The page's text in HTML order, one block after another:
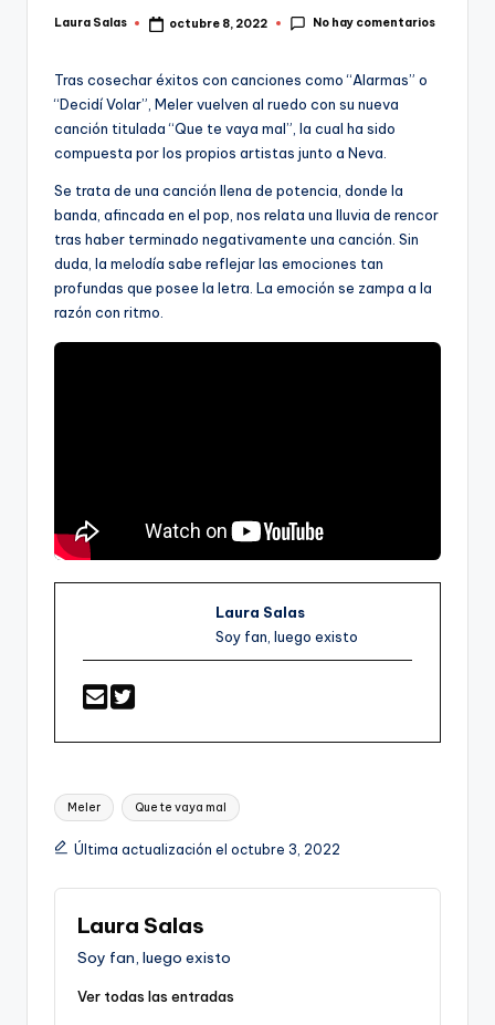
Publicado
Laura Salas octubre 8, 2022 No hay comentarios
Tras cosechar éxitos con canciones como “Alarmas” o
“Decidí Volar”, Meler vuelven al ruedo con su nueva
canción titulada “Que te vaya mal”, la cual ha sido
compuesta por los propios artistas junto a Neva.
Se trata de una canción llena de potencia, donde la
banda, afincada en el pop, nos relata una lluvia de rencor
tras haber terminado negativamente una canción. Sin
duda, la melodía sabe reflejar las emociones tan
profundas que posee la letra. La emoción se zampa a la
razón con ritmo.
Laura Salas
Soy fan, luego existo
Etiquetas:
Meler Que te vaya mal
Última actualización el octubre 3, 2022
Laura Salas
Soy fan, luego existo
Ver todas las entradas